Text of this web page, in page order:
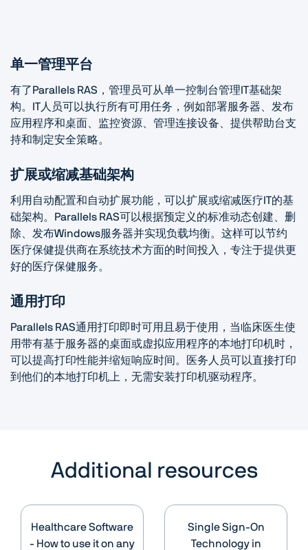
单一管理平台
有了Parallels RAS，管理员可从单一控制台管理IT基础架
构。IT人员可以执行所有可用任务，例如部署服务器、发布
应用程序和桌面、监控资源、管理连接设备、提供帮助台支
持和制定安全策略。
扩展或缩减基础架构
利用自动配置和自动扩展功能，可以扩展或缩减医疗IT的基
础架构。Parallels RAS可以根据预定义的标准动态创建、删
除、发布Windows服务器并实现负载均衡。这样可以节约
医疗保健提供商在系统技术方面的时间投入，专注于提供更
好的医疗保健服务。
通用打印
Parallels RAS通用打印即时可用且易于使用，当临床医生使
用带有基于服务器的桌面或虚拟应用程序的本地打印机时，
可以提高打印性能并缩短响应时间。医务人员可以直接打印
到他们的本地打印机上，无需安装打印机驱动程序。
Additional resources
Healthcare Software
- How to use it on any
Single Sign-On
Technology in